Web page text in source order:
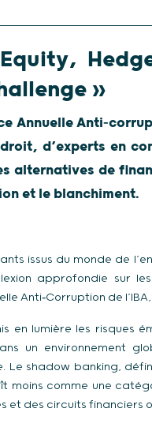
»
Annuelle
d’experts en
alternatives de
et le blanchiment.
issus du monde de
approfondie sur
Anti‑Corruption de
en lumière les risques
un environnement
Le shadow banking,
moins comme une
et des circuits financiers